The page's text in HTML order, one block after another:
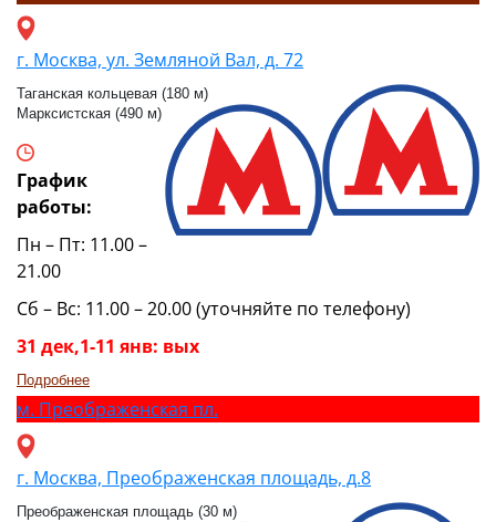
г. Москва, ул. Земляной Вал, д. 72
Таганская кольцевая (180 м)
Марксистская (490 м)
График
работы:
Пн – Пт: 11.00 –
21.00
Сб – Вс: 11.00 – 20.00 (уточняйте по телефону)
31 дек,1-11 янв: вых
Подробнее
м. Преображенская пл.
г. Москва, Преображенская площадь, д.8
Преображенская площадь (30 м)